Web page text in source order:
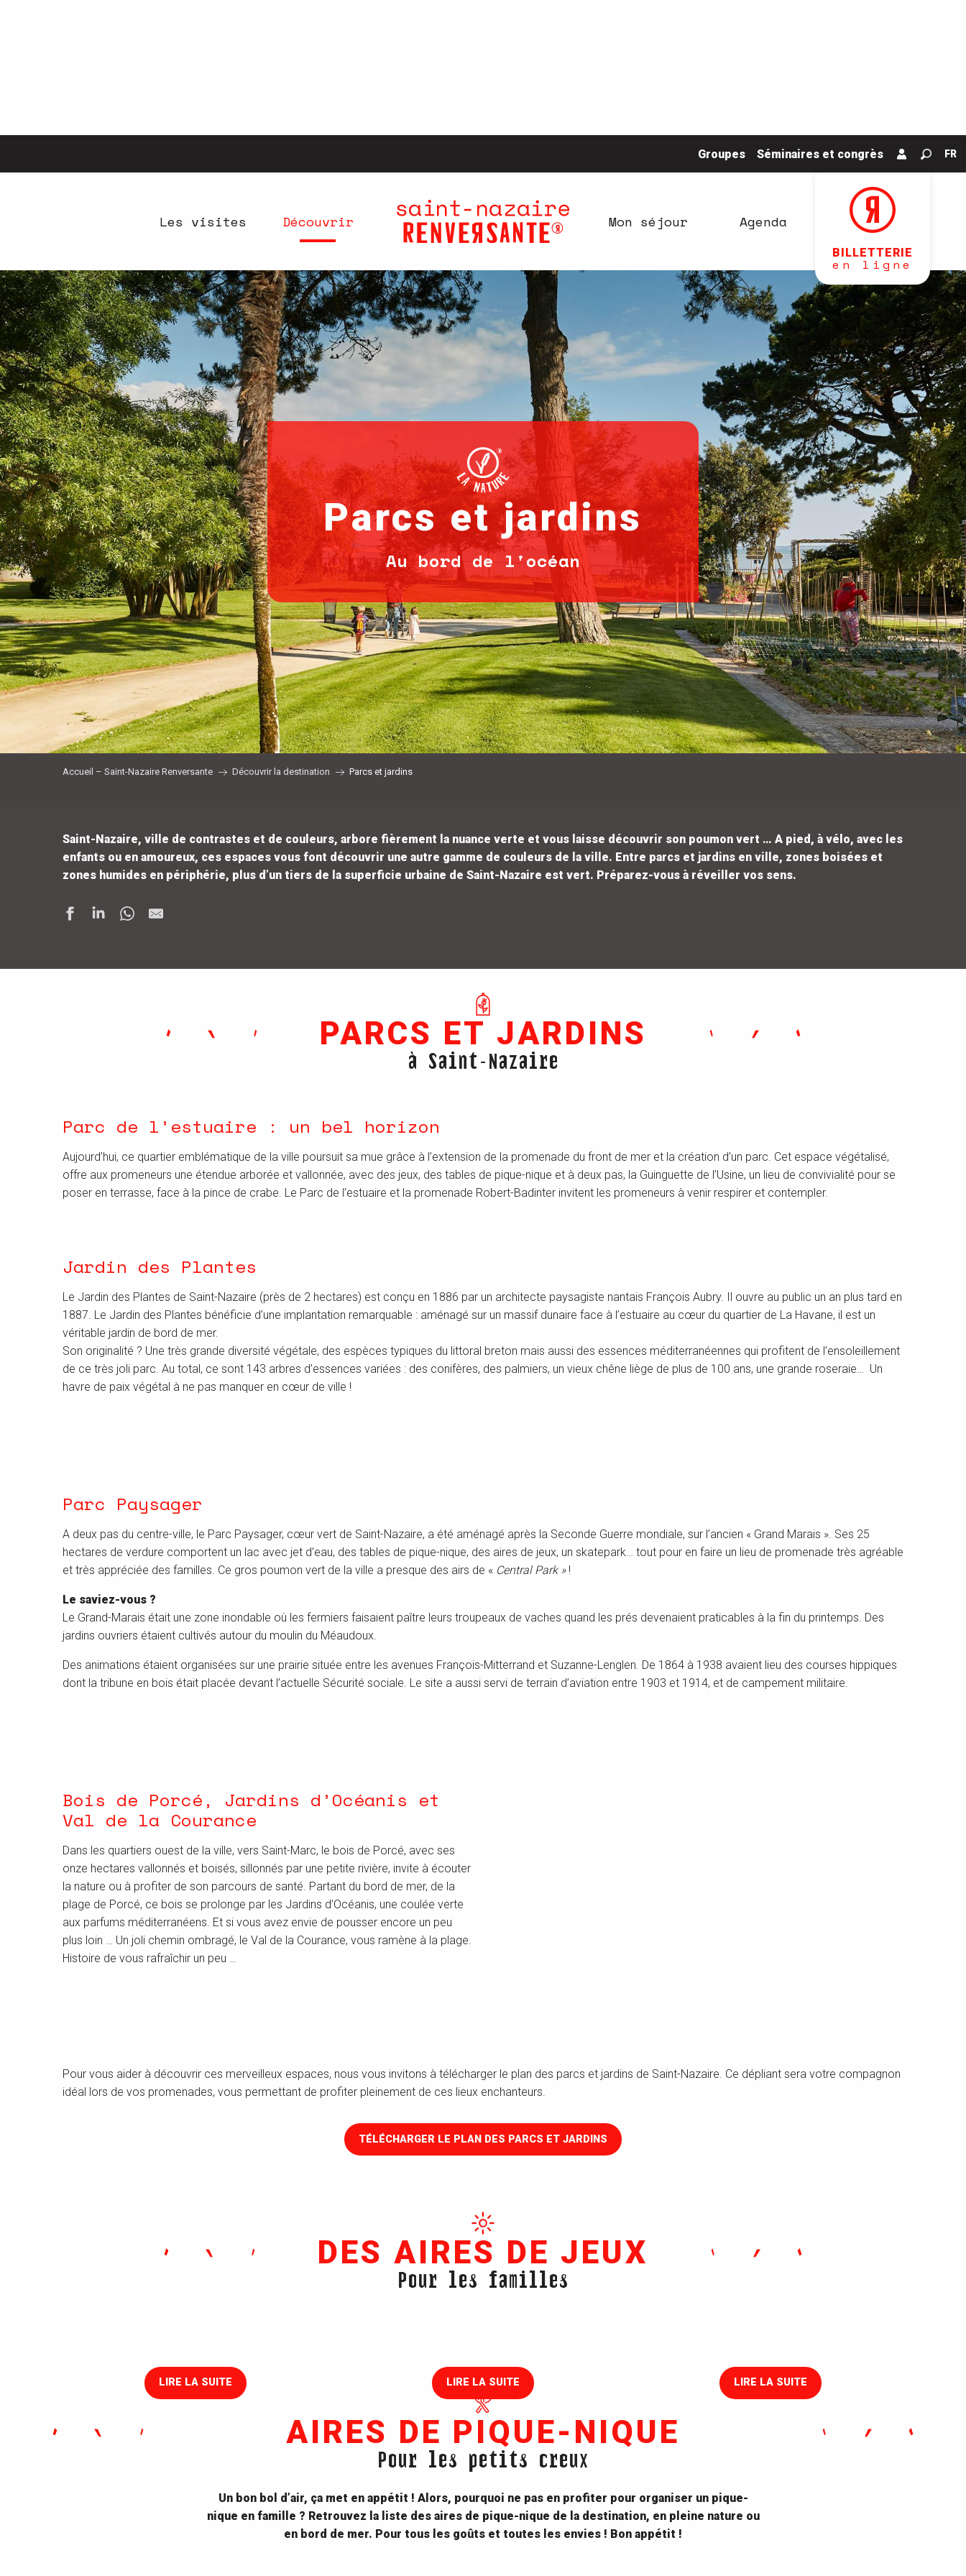
Groupes Séminaires et congrès FR
BILLETTERIE
en ligne
Les visites Découvrir Mon séjour Agenda
Parcs et jardins
Au bord de l'océan
Accueil – Saint-Nazaire Renversante Découvrir la destination Parcs et jardins
Saint-Nazaire, ville de contrastes et de couleurs, arbore fièrement la nuance verte et vous laisse découvrir son poumon vert … A pied, à vélo, avec les
enfants ou en amoureux, ces espaces vous font découvrir une autre gamme de couleurs de la ville. Entre parcs et jardins en ville, zones boisées et
zones humides en périphérie, plus d’un tiers de la superficie urbaine de Saint-Nazaire est vert. Préparez-vous à réveiller vos sens.
PARCS ET JARDINS
à Saint-Nazaire
Parc de l’estuaire : un bel horizon
Aujourd’hui, ce quartier emblématique de la ville poursuit sa mue grâce à l’extension de la promenade du front de mer et la création d’un parc. Cet espace végétalisé,
offre aux promeneurs une étendue arborée et vallonnée, avec des jeux, des tables de pique-nique et à deux pas, la Guinguette de l’Usine, un lieu de convivialité pour se
poser en terrasse, face à la pince de crabe. Le Parc de l’estuaire et la promenade Robert-Badinter invitent les promeneurs à venir respirer et contempler.
Jardin des Plantes
Le Jardin des Plantes de Saint-Nazaire (près de 2 hectares) est conçu en 1886 par un architecte paysagiste nantais François Aubry. Il ouvre au public un an plus tard en
1887. Le Jardin des Plantes bénéficie d’une implantation remarquable : aménagé sur un massif dunaire face à l’estuaire au cœur du quartier de La Havane, il est un
véritable jardin de bord de mer.
Son originalité ? Une très grande diversité végétale, des espèces typiques du littoral breton mais aussi des essences méditerranéennes qui profitent de l’ensoleillement
de ce très joli parc. Au total, ce sont 143 arbres d’essences variées : des conifères, des palmiers, un vieux chêne liège de plus de 100 ans, une grande roseraie… Un
havre de paix végétal à ne pas manquer en cœur de ville !
Parc Paysager
A deux pas du centre-ville, le Parc Paysager, cœur vert de Saint-Nazaire, a été aménagé après la Seconde Guerre mondiale, sur l’ancien « Grand Marais ». Ses 25
hectares de verdure comportent un lac avec jet d’eau, des tables de pique-nique, des aires de jeux, un skatepark… tout pour en faire un lieu de promenade très agréable
et très appréciée des familles. Ce gros poumon vert de la ville a presque des airs de « Central Park »!
Le saviez-vous ?
Le Grand-Marais était une zone inondable où les fermiers faisaient paître leurs troupeaux de vaches quand les prés devenaient praticables à la fin du printemps. Des
jardins ouvriers étaient cultivés autour du moulin du Méaudoux.
Des animations étaient organisées sur une prairie située entre les avenues François-Mitterrand et Suzanne-Lenglen. De 1864 à 1938 avaient lieu des courses hippiques
dont la tribune en bois était placée devant l’actuelle Sécurité sociale. Le site a aussi servi de terrain d’aviation entre 1903 et 1914, et de campement militaire.
Bois de Porcé, Jardins d’Océanis et
Val de la Courance
Dans les quartiers ouest de la ville, vers Saint-Marc, le bois de Porcé, avec ses
onze hectares vallonnés et boisés, sillonnés par une petite rivière, invite à écouter
la nature ou à profiter de son parcours de santé. Partant du bord de mer, de la
plage de Porcé, ce bois se prolonge par les Jardins d’Océanis, une coulée verte
aux parfums méditerranéens. Et si vous avez envie de pousser encore un peu
plus loin … Un joli chemin ombragé, le Val de la Courance, vous ramène à la plage.
Histoire de vous rafraîchir un peu …
Pour vous aider à découvrir ces merveilleux espaces, nous vous invitons à télécharger le plan des parcs et jardins de Saint-Nazaire. Ce dépliant sera votre compagnon
idéal lors de vos promenades, vous permettant de profiter pleinement de ces lieux enchanteurs.
TÉLÉCHARGER LE PLAN DES PARCS ET JARDINS
DES AIRES DE JEUX
Pour les familles
LIRE LA SUITE LIRE LA SUITE LIRE LA SUITE
AIRES DE PIQUE-NIQUE
Pour les petits creux
Un bon bol d’air, ça met en appétit ! Alors, pourquoi ne pas en profiter pour organiser un pique-
nique en famille ? Retrouvez la liste des aires de pique-nique de la destination, en pleine nature ou
en bord de mer. Pour tous les goûts et toutes les envies ! Bon appétit !